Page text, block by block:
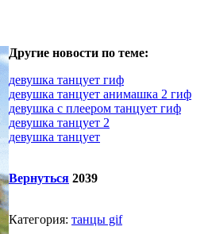
Другие новости по теме:
девушка танцует гиф
девушка танцует анимашка 2 гиф
девушка с плеером танцует гиф
девушка танцует 2
девушка танцует
Вернуться 2039
Категория: танцы gif